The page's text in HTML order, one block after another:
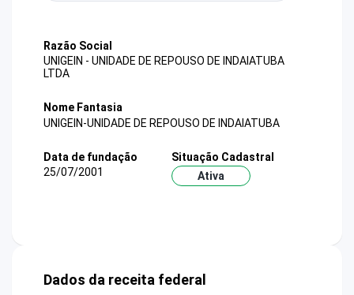
Razão Social
UNIGEIN - UNIDADE DE REPOUSO DE INDAIATUBA
LTDA
Nome Fantasia
UNIGEIN-UNIDADE DE REPOUSO DE INDAIATUBA
Data de fundação
25/07/2001
Situação Cadastral
Ativa
Dados da receita federal